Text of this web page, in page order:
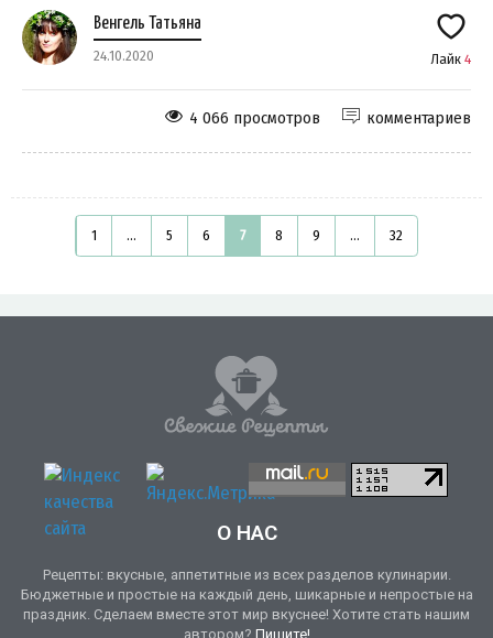
Венгель Татьяна
24.10.2020 Лайк 4
комментариев
4 066 просмотров
1 ... 5 6 7 8 9 ... 32
О НАС
Рецепты: вкусные, аппетитные из всех разделов кулинарии.
Бюджетные и простые на каждый день, шикарные и непростые на
праздник. Сделаем вместе этот мир вкуснее! Хотите стать нашим
автором? Пишите!